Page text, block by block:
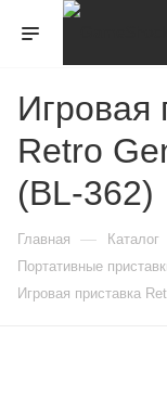
Игровая
Retro
(BL-362)
Главная — Каталог
Портативные
Игровая приставка